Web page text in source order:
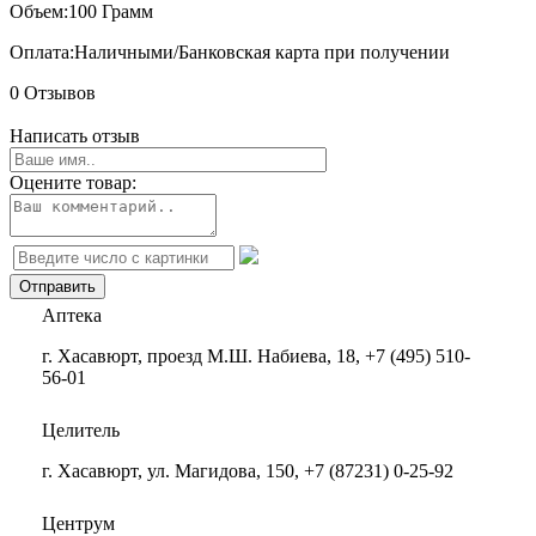
Объем:100 Грамм
Оплата:Наличными/Банковская карта при получении
0 Отзывов
Написать отзыв
Оцените товар:
Аптека
г. Хасавюрт, проезд М.Ш. Набиева, 18, +7 (495) 510-
56-01
Целитель
г. Хасавюрт, ул. Магидова, 150, +7 (87231) 0-25-92
Центрум